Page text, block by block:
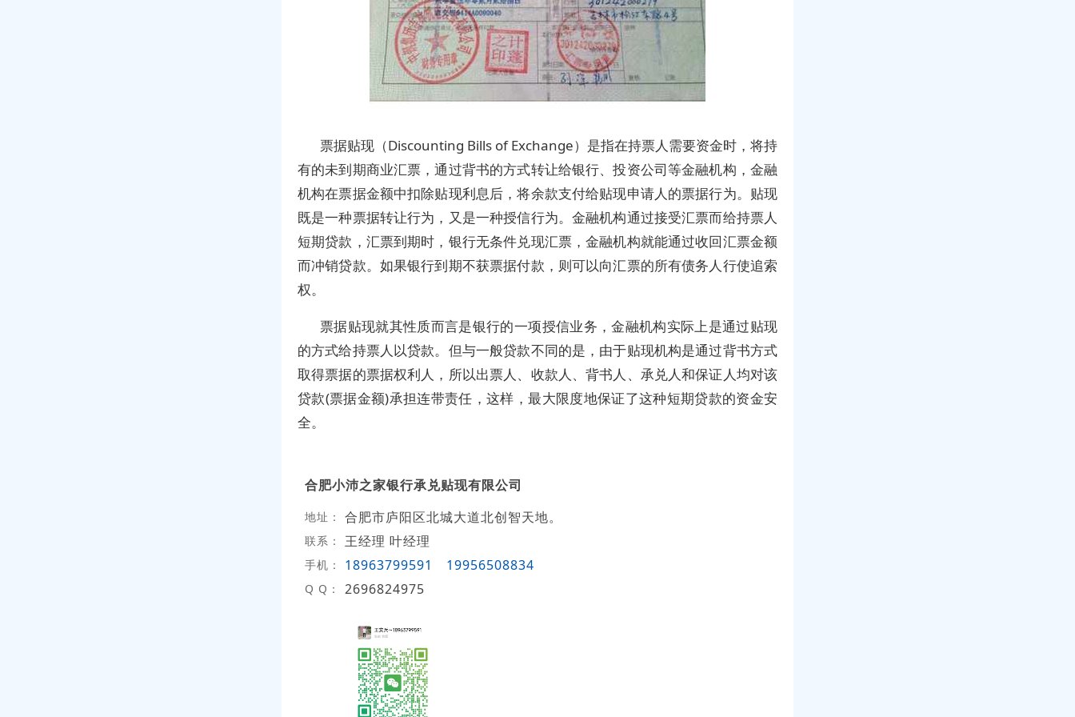
票据贴现（Discounting Bills of Exchange）是指在持票人需要资金时，将持
有的未到期商业汇票，通过背书的方式转让给银行、投资公司等金融机构，金融
机构在票据金额中扣除贴现利息后，将余款支付给贴现申请人的票据行为。贴现
既是一种票据转让行为，又是一种授信行为。金融机构通过接受汇票而给持票人
短期贷款，汇票到期时，银行无条件兑现汇票，金融机构就能通过收回汇票金额
而冲销贷款。如果银行到期不获票据付款，则可以向汇票的所有债务人行使追索
权。
票据贴现就其性质而言是银行的一项授信业务，金融机构实际上是通过贴现
的方式给持票人以贷款。但与一般贷款不同的是，由于贴现机构是通过背书方式
取得票据的票据权利人，所以出票人、收款人、背书人、承兑人和保证人均对该
贷款(票据金额)承担连带责任，这样，最大限度地保证了这种短期贷款的资金安
全。
合肥小沛之家银行承兑贴现有限公司
地址： 合肥市庐阳区北城大道北创智天地。
联系： 王经理 叶经理
手机： 18963799591 19956508834
Q Q： 2696824975